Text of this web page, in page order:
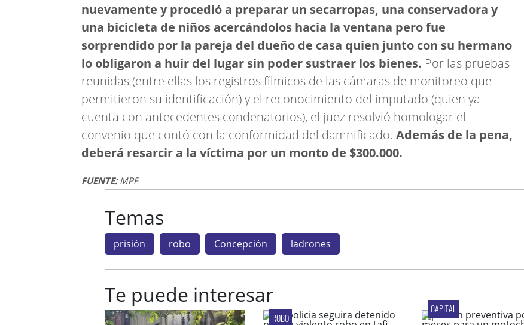
nuevamente y procedió a preparar un secarropas, una conservadora y
una bicicleta de niños acercándolos hacia la ventana pero fue
sorprendido por la pareja del dueño de casa quien junto con su hermano
lo obligaron a huir del lugar sin poder sustraer los bienes. Por las pruebas
reunidas (entre ellas los registros fílmicos de las cámaras de monitoreo que
permitieron su identificación) y el reconocimiento del imputado (quien ya
cuenta con antecedentes condenatorios), el juez resolvió homologar el
convenio que contó con la conformidad del damnificado. Además de la pena,
deberá resarcir a la víctima por un monto de $300.000.
FUENTE:MPF
Temas
prisión robo Concepción ladrones
Te puede interesar
ROBO
CAPITAL